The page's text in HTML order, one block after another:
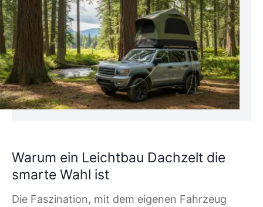
Warum ein Leichtbau Dachzelt die
smarte Wahl ist
Die Faszination, mit dem eigenen Fahrzeug